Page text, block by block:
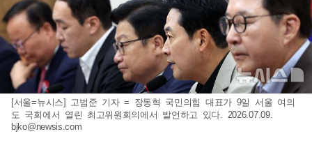
[서울=뉴시스] 고범준 기자 = 장동혁 국민의힘 대표가 9일 서울 여의
도 국회에서 열린 최고위원회의에서 발언하고 있다. 2026.07.09.
bjko@newsis.com